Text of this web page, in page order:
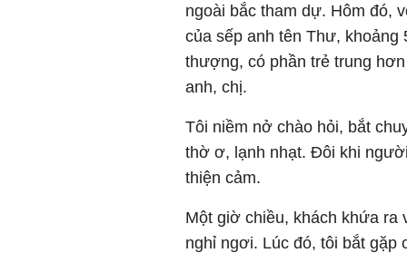
ngoài bắc tham dự. Hôm đó,
của sếp anh tên Thư,
thượng, có phần trẻ trung
anh, chị.
Tôi niềm nở chào hỏi, bắt
thờ ơ, lạnh nhạt. Đôi khi
thiện cảm.
Một giờ chiều, khách khứa ra
nghỉ ngơi. Lúc đó, tôi bắt gặp